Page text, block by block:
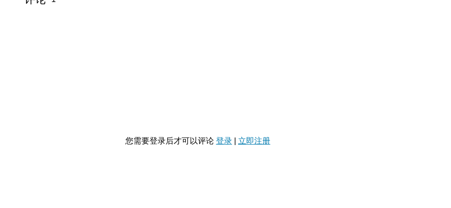
您需要登录后才可以评论 登录 立即注册